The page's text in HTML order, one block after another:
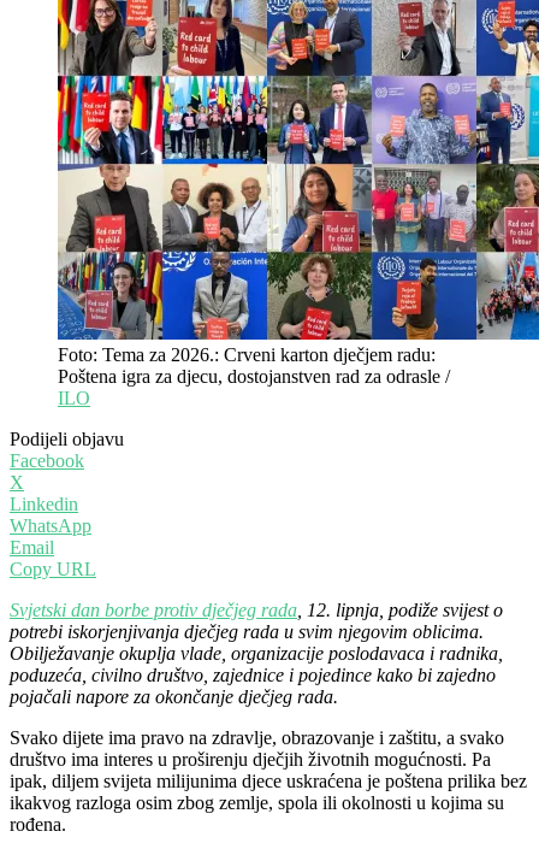
Foto: Tema za 2026.: Crveni karton dječjem radu:
Poštena igra za djecu, dostojanstven rad za odrasle /
ILO
Podijeli objavu
Facebook
X
Linkedin
WhatsApp
Email
Copy URL
Svjetski dan borbe protiv dječjeg rada , 12. lipnja, podiže svijest o
potrebi iskorjenjivanja dječjeg rada u svim njegovim oblicima.
Obilježavanje okuplja vlade, organizacije poslodavaca i radnika,
poduzeća, civilno društvo, zajednice i pojedince kako bi zajedno
pojačali napore za okončanje dječjeg rada.
Svako dijete ima pravo na zdravlje, obrazovanje i zaštitu, a svako
društvo ima interes u proširenju dječjih životnih mogućnosti. Pa
ipak, diljem svijeta milijunima djece uskraćena je poštena prilika bez
ikakvog razloga osim zbog zemlje, spola ili okolnosti u kojima su
rođena.